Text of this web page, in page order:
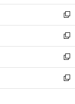
開
く
ウ
で
開
く
ン
ド
ウ
で
開
く
ウ
ィ
ン
ド
ウ
で
開
く
し
い
ウ
ィ
ン
ド
ウ
で
開
新
し
い
ウ
ィ
ン
ド
ウ
新
し
い
ウ
ィ
ン
新
し
い
ウ
新
し